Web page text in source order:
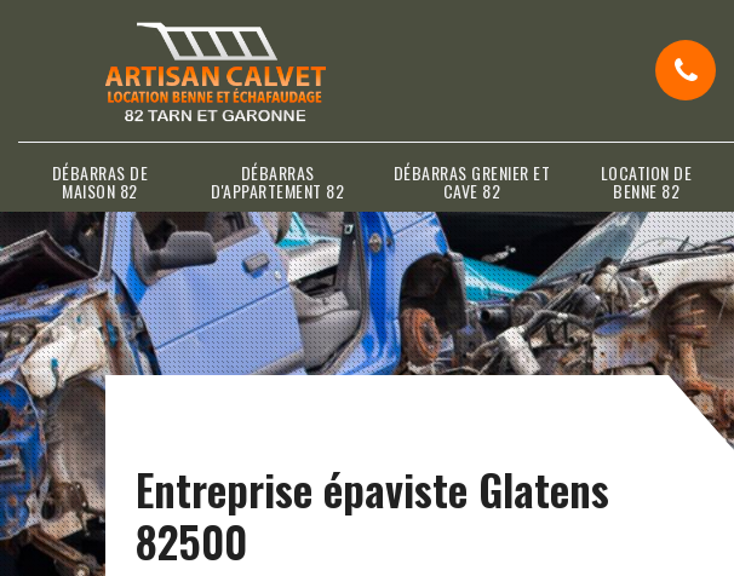
DÉBARRAS DE
MAISON 82
DÉBARRAS
D'APPARTEMENT 82
DÉBARRAS GRENIER ET
CAVE 82
LOCATION DE
BENNE 82
Entreprise épaviste Glatens
82500